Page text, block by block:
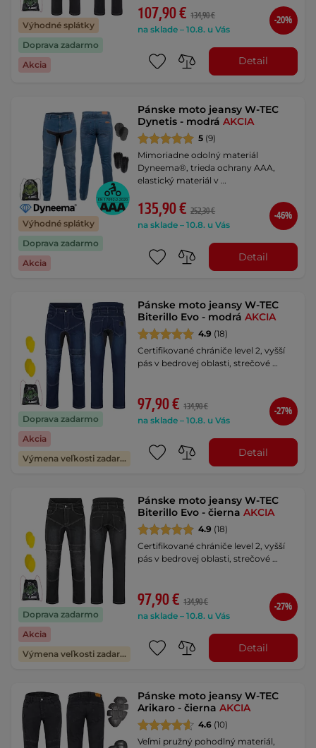
Výhodné splátky
Doprava zadarmo
Akcia
107,90 € 134,90 €
na sklade – 10.8. u Vás
-20%
Detail
Výhodné splátky
Doprava zadarmo
Akcia
Pánske moto jeansy W-TEC
Dynetis - modráAKCIA
5 (9)
Mimoriadne odolný materiál
Dyneema®, trieda ochrany AAA,
elastický materiál v …
135,90 € 252,30 €
na sklade – 10.8. u Vás
-46%
Detail
Doprava zadarmo
Akcia
Výmena veľkosti zadarmo
Pánske moto jeansy W-TEC
Biterillo Evo - modráAKCIA
4.9 (18)
Certifikované chrániče level 2, vyšší
pás v bedrovej oblasti, strečové …
97,90 € 134,90 €
na sklade – 10.8. u Vás
-27%
Detail
Doprava zadarmo
Akcia
Výmena veľkosti zadarmo
Pánske moto jeansy W-TEC
Biterillo Evo - čiernaAKCIA
4.9 (18)
Certifikované chrániče level 2, vyšší
pás v bedrovej oblasti, strečové …
97,90 € 134,90 €
na sklade – 10.8. u Vás
-27%
Detail
Pánske moto jeansy W-TEC
Arikaro - čiernaAKCIA
4.6 (10)
Veľmi pružný pohodlný materiál,